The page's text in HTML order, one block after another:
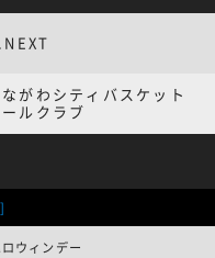
ながわシティバスケット
ルクラブ
ウィンデー